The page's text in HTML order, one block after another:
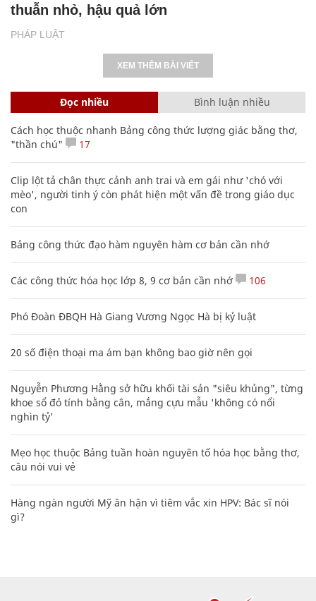
PHÁP LUẬT
thuẫn nhỏ, hậu quả lớn
XEM THÊM BÀI VIẾT
Đọc nhiều Bình luận nhiều
Cách học thuộc nhanh Bảng công thức lượng giác bằng thơ,
"thần chú"
17
Clip lột tả chân thực cảnh anh trai và em gái như 'chó với
mèo', người tinh ý còn phát hiện một vấn đề trong giáo dục
con
Bảng công thức đạo hàm nguyên hàm cơ bản cần nhớ
Các công thức hóa học lớp 8, 9 cơ bản cần nhớ 106
Phó Đoàn ĐBQH Hà Giang Vương Ngọc Hà bị kỷ luật
20 số điện thoại ma ám bạn không bao giờ nên gọi
Nguyễn Phương Hằng sở hữu khối tài sản "siêu khủng", từng
khoe sổ đỏ tính bằng cân, mắng cựu mẫu 'không có nổi
nghìn tỷ'
Mẹo học thuộc Bảng tuần hoàn nguyên tố hóa học bằng thơ,
câu nói vui vẻ
Hàng ngàn người Mỹ ân hận vì tiêm vắc xin HPV: Bác sĩ nói
gì?